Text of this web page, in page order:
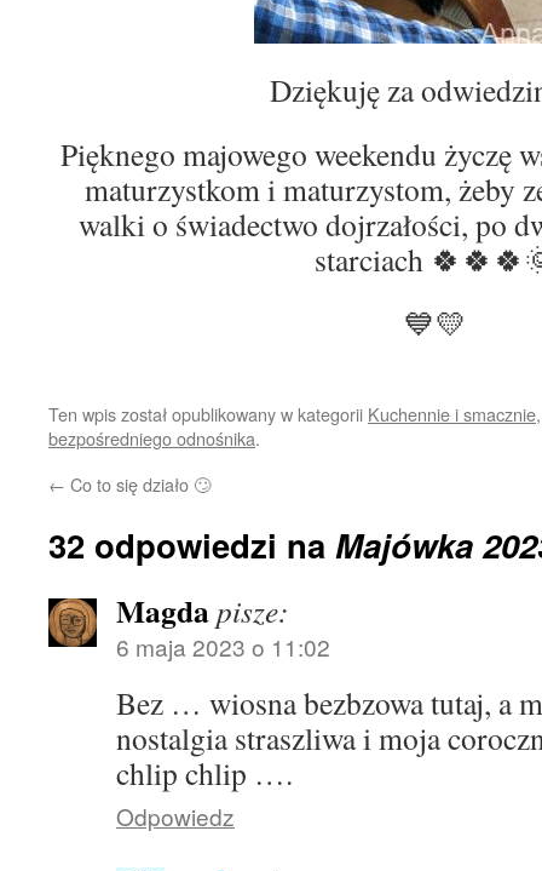
Dziękuję za
Pięknego majowego weekendu życzę
maturzystkom i maturzystom, żeby
walki o świadectwo dojrzałości, po
starciach
💙💛
Ten wpis został opublikowany w kategorii Kuchennie i smacznie
bezpośredniego odnośnika.
← Co to się działo 🙄
32 odpowiedzi na Majówka
Magdapisze:
6 maja 2023 o 11:02
Bez … wiosna bezbzowa tutaj, a
nostalgia straszliwa i moja
chlip chlip ….
Odpowiedz